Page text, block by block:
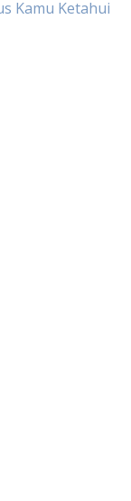
Kamu Ketahui